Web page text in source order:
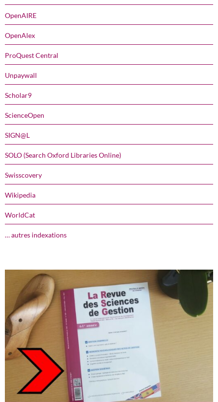
OpenAIRE
OpenAlex
ProQuest Central
Unpaywall
Scholar9
ScienceOpen
SIGN@L
SOLO (Search Oxford Libraries Online)
Swisscovery
Wikipedia
WorldCat
… autres indexations